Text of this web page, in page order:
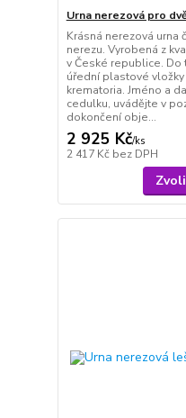
Urna nerezová pro
Krásná nerezová urna
nerezu. Vyrobená z
v České republice. Do
úřední plastové
krematoria. Jméno a
cedulku, uvádějte v
dokončení obje...
2 925 Kč/ks
2 417 Kč bez DPH